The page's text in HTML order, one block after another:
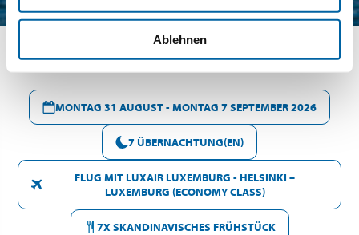
Ablehnen
MONTAG 31 AUGUST - MONTAG 7 SEPTEMBER 2026
7 ÜBERNACHTUNG(EN)
FLUG MIT LUXAIR LUXEMBURG - HELSINKI –
LUXEMBURG (ECONOMY CLASS)
7X SKANDINAVISCHES FRÜHSTÜCK